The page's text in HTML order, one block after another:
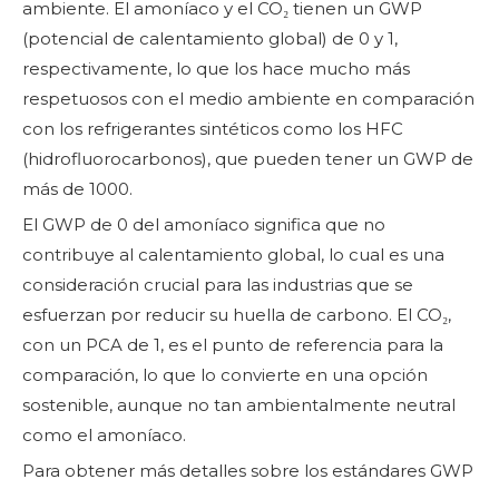
ambiente. El amoníaco y el CO₂ tienen un GWP
(potencial de calentamiento global) de 0 y 1,
respectivamente, lo que los hace mucho más
respetuosos con el medio ambiente en comparación
con los refrigerantes sintéticos como los HFC
(hidrofluorocarbonos), que pueden tener un GWP de
más de 1000.
El GWP de 0 del amoníaco significa que no
contribuye al calentamiento global, lo cual es una
consideración crucial para las industrias que se
esfuerzan por reducir su huella de carbono. El CO₂,
con un PCA de 1, es el punto de referencia para la
comparación, lo que lo convierte en una opción
sostenible, aunque no tan ambientalmente neutral
como el amoníaco.
Para obtener más detalles sobre los estándares GWP